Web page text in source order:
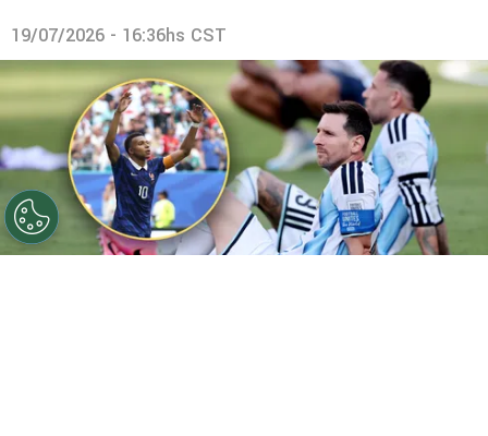
19/07/2026 - 16:36hs CST